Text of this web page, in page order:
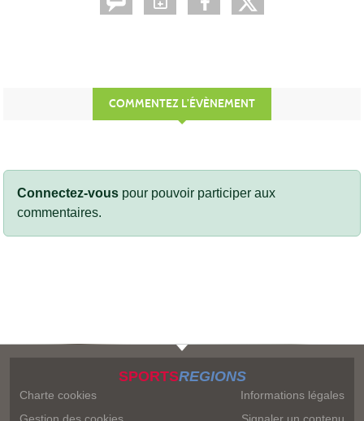
COMMENTEZ L’ÉVÈNEMENT
Connectez-vous pour pouvoir participer aux
commentaires.
SPORTSREGIONS
Charte cookies
Informations légales